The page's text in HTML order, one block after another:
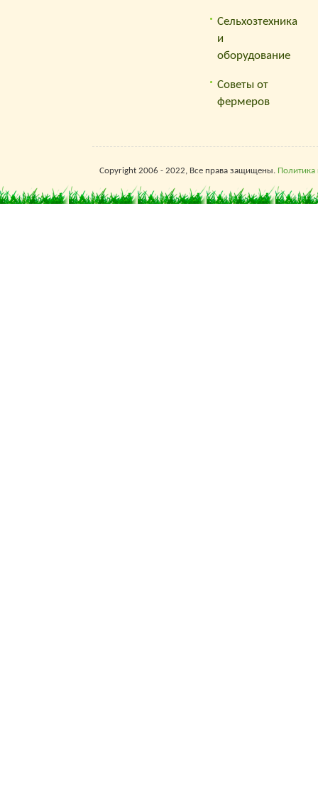
Сельхозтехника
и
оборудование
Советы от
фермеров
Copyright 2006 - 2022, Все права защищены.